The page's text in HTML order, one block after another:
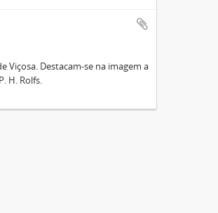
Viçosa. Destacam-se na imagem a
H. Rolfs.